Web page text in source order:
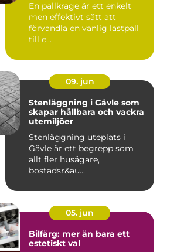
En pallkrage är ett enkelt
men effektivt sätt att
förvandla en vanlig lastpall
till e...
09. jun
Stenläggning i Gävle som
skapar hållbara och vackra
utemiljöer
Stenläggning uteplats i
Gävle är ett begrepp som
allt fler husägare,
bostadsr&au...
05. jun
Bilfärg: mer än bara ett
estetiskt val